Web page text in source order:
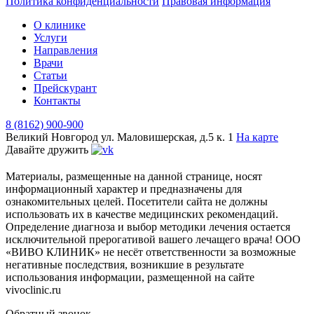
О клинике
Услуги
Направления
Врачи
Статьи
Прейскурант
Контакты
8 (8162) 900-900
Великий Новгород ул. Маловишерская, д.5 к. 1 На карте
Давайте дружить
Материалы, размещенные на данной странице, носят
информационный характер и предназначены для
ознакомительных целей. Посетители сайта не должны
использовать их в качестве медицинских рекомендаций.
Определение диагноза и выбор методики лечения остается
исключительной прерогативой вашего лечащего врача! ООО
«ВИВО КЛИНИК» не несёт ответственности за возможные
негативные последствия, возникшие в результате
использования информации, размещенной на сайте
vivoclinic.ru